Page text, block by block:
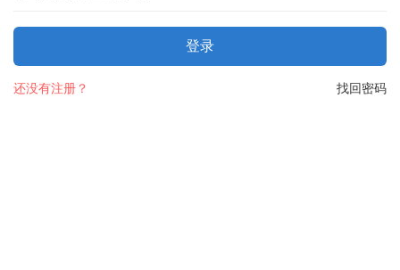
登录
找回密码
还没有注册？